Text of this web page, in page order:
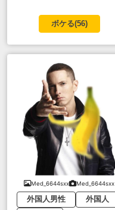
ボケる(56)
Med_6644sxx Med_6644sxx
外国人男性
外国人